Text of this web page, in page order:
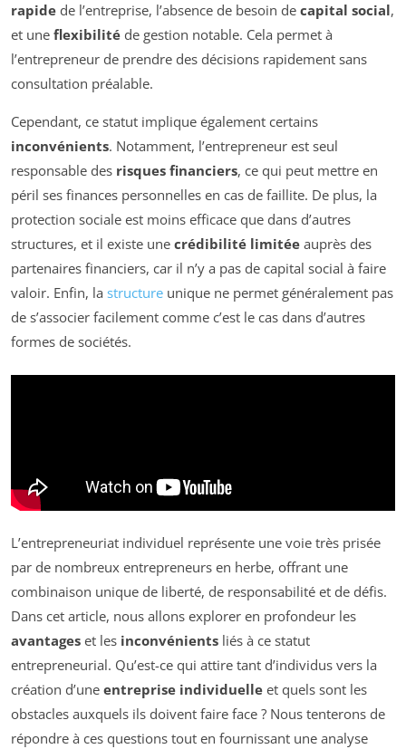
rapide de l’entreprise, l’absence de besoin de capital social,
et une flexibilité de gestion notable. Cela permet à
l’entrepreneur de prendre des décisions rapidement sans
consultation préalable.
Cependant, ce statut implique également certains
inconvénients. Notamment, l’entrepreneur est seul
responsable des risques financiers, ce qui peut mettre en
péril ses finances personnelles en cas de faillite. De plus, la
protection sociale est moins efficace que dans d’autres
structures, et il existe une crédibilité limitée auprès des
partenaires financiers, car il n’y a pas de capital social à faire
valoir. Enfin, la structure unique ne permet généralement pas
de s’associer facilement comme c’est le cas dans d’autres
formes de sociétés.
L’entrepreneuriat individuel représente une voie très prisée
par de nombreux entrepreneurs en herbe, offrant une
combinaison unique de liberté, de responsabilité et de défis.
Dans cet article, nous allons explorer en profondeur les
avantages et les inconvénients liés à ce statut
entrepreneurial. Qu’est-ce qui attire tant d’individus vers la
création d’une entreprise individuelle et quels sont les
obstacles auxquels ils doivent faire face ? Nous tenterons de
répondre à ces questions tout en fournissant une analyse